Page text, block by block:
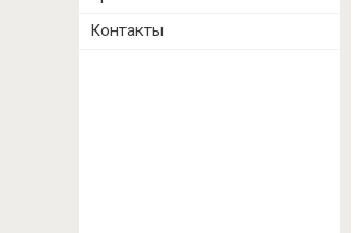
Контакты